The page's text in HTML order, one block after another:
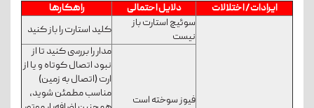
ایرادات/ اختلالات
دلایل احتمالی راهکارها
سوئیچ استارت باز
نیست
کلید استارت را باز کنید
فیوز سوخته است
مدار را بررسی کنید تا از
نبود اتصال کوتاه و یا از
ارت (اتصال به زمین)
مناسب مطمئن شوید،